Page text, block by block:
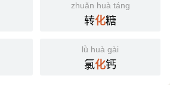
zhuǎn huà táng
转化糖
lǜ huà gài
氯化钙